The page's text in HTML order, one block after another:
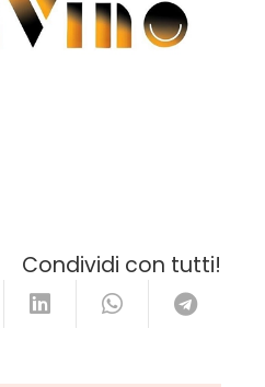
Condividi con tutti!